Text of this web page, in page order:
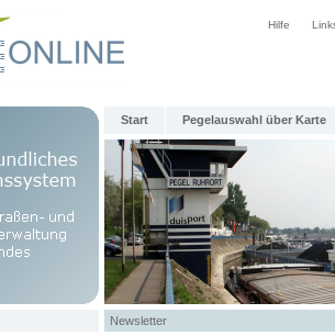
Hilfe
Start Pegelauswahl über Karte
Newsletter